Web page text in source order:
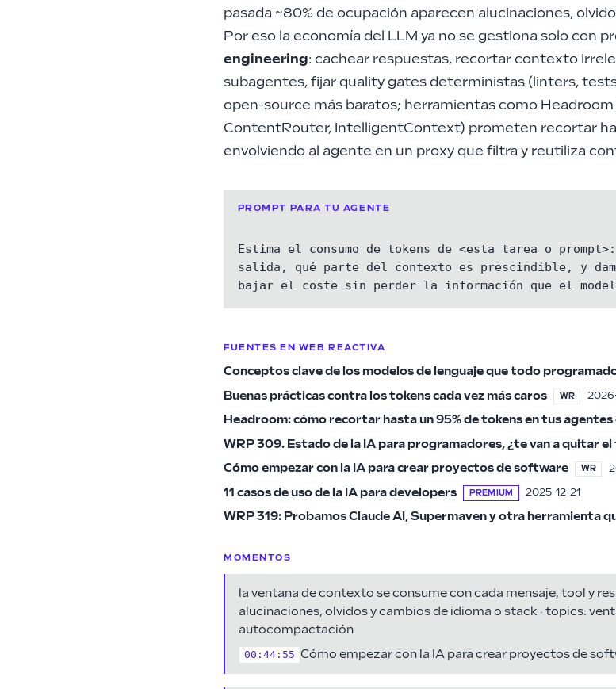
pasada ~80% de ocupación aparecen alucinaciones,
Por eso la economía del LLM ya no se gestiona solo con
engineering: cachear respuestas, recortar contexto
subagentes, fijar quality gates deterministas (linters,
open-source más baratos; herramientas como
ContentRouter, IntelligentContext) prometen recortar
envolviendo al agente en un proxy que filtra y reutiliza
PROMPT PARA TU AGENTE
Estima el consumo de tokens de <esta tarea o
salida, qué parte del contexto es prescindible, y
bajar el coste sin perder la información que el
FUENTES EN WEB REACTIVA
Conceptos clave de los modelos de lenguaje que todo
Buenas prácticas contra los tokens cada vez más caros WR
Headroom: cómo recortar hasta un 95% de tokens en tus agentes
WRP 309. Estado de la IA para programadores, ¿te van a quitar
Cómo empezar con la IA para crear proyectos de software WR
11 casos de uso de la IA para developers PREMIUM 2025-12-21
WRP 319: Probamos Claude AI, Supermaven y otra herramienta
MOMENTOS
la ventana de contexto se consume con cada mensaje, tool y
alucinaciones, olvidos y cambios de idioma o stack · topics:
autocompactación
00:44:55 Cómo empezar con la IA para crear proyectos de